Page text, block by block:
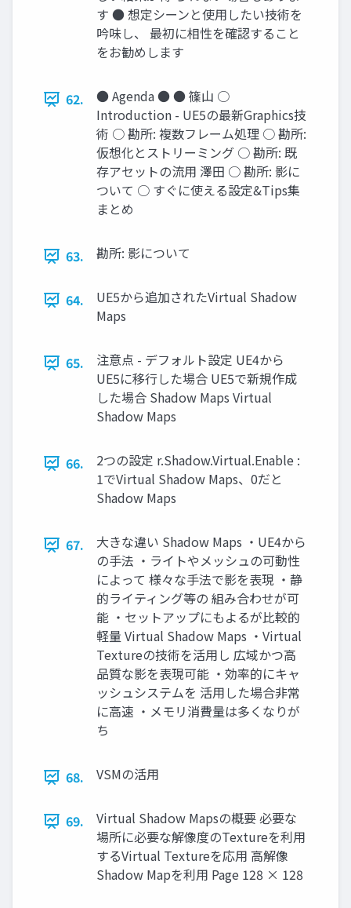
す ● 想定シーンと使用したい技術を
吟味し、 最初に相性を確認すること
をお勧めします
62.
● Agenda ● ● 篠山 ○
Introduction - UE5の最新Graphics技
術 ○ 勘所: 複数フレーム処理 ○ 勘所:
仮想化とストリーミング ○ 勘所: 既
存アセットの流用 澤田 ○ 勘所: 影に
ついて ○ すぐに使える設定&Tips集
まとめ
63. 勘所: 影について
64.
UE5から追加されたVirtual Shadow
Maps
65.
注意点 - デフォルト設定 UE4から
UE5に移行した場合 UE5で新規作成
した場合 Shadow Maps Virtual
Shadow Maps
66.
2つの設定 r.Shadow.Virtual.Enable :
1でVirtual Shadow Maps、0だと
Shadow Maps
67.
大きな違い Shadow Maps ・UE4から
の手法 ・ライトやメッシュの可動性
によって 様々な手法で影を表現 ・静
的ライティング等の 組み合わせが可
能 ・セットアップにもよるが比較的
軽量 Virtual Shadow Maps ・Virtual
Textureの技術を活用し 広域かつ高
品質な影を表現可能 ・効率的にキャ
ッシュシステムを 活用した場合非常
に高速 ・メモリ消費量は多くなりが
ち
68. VSMの活用
69.
Virtual Shadow Mapsの概要 必要な
場所に必要な解像度のTextureを利用
するVirtual Textureを応用 高解像
Shadow Mapを利用 Page 128 × 128